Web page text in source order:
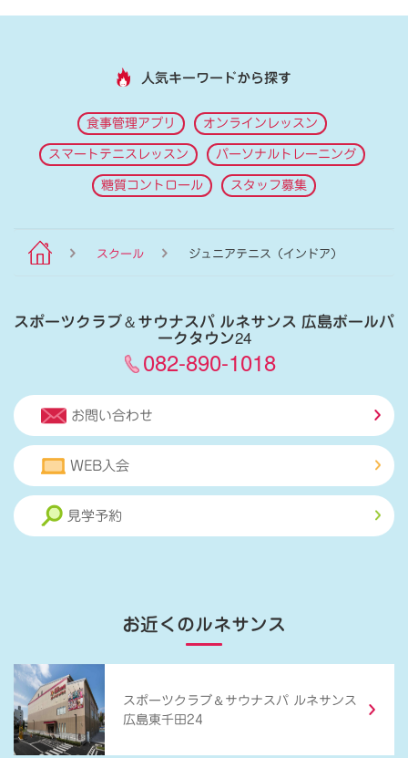
人気キーワードから探す
食事管理アプリ オンラインレッスン
スマートテニスレッスン パーソナルトレーニング
糖質コントロール スタッフ募集
スクール ジュニアテニス（インドア）
スポーツクラブ＆サウナスパ ルネサンス 広島ボールパ
ークタウン24
082-890-1018
お問い合わせ
WEB入会
見学予約
お近くのルネサンス
スポーツクラブ ＆ サウナスパ ルネサンス
広島東千田24